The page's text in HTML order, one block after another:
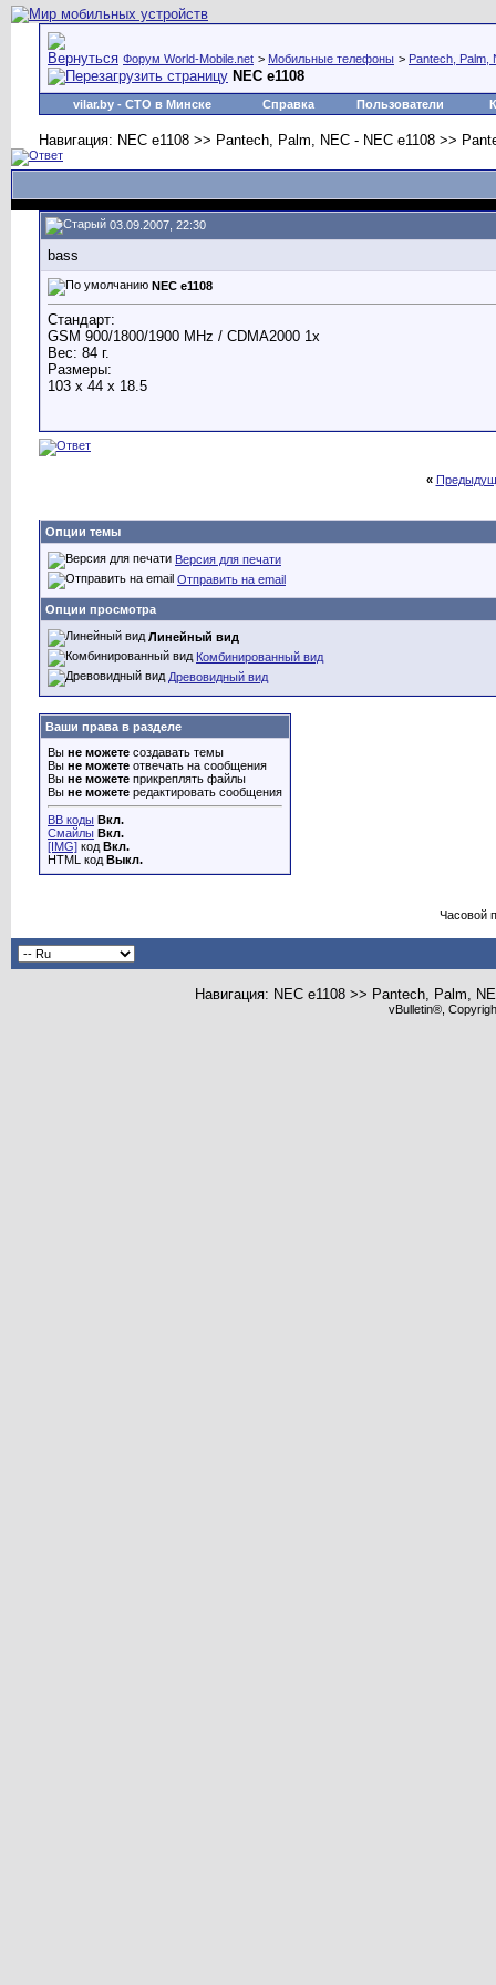
Форум World-Mobile.net > Мобильные телефоны > Pantech, Palm,
NEC e1108
vilar.by - СТО в Минске Справка Пользователи
Навигация: NEC e1108 >> Pantech, Palm, NEC - NEC e1108 >>
03.09.2007, 22:30
bass
NEC e1108
Стандарт:
GSM 900/1800/1900 MHz / CDMA2000 1x
Вес: 84 г.
Размеры:
103 x 44 x 18.5
«
Опции темы
Версия для печати
Отправить на email
Опции просмотра
Линейный вид
Комбинированный вид
Древовидный вид
Ваши права в разделе
Вы не можете создавать темы
Вы не можете отвечать на сообщения
Вы не можете прикреплять файлы
Вы не можете редактировать сообщения
BB коды Вкл.
Смайлы Вкл.
[IMG] код Вкл.
HTML код Выкл.
Часовой
Навигация: NEC e1108 >> Pantech, Palm,
vBulletin®,